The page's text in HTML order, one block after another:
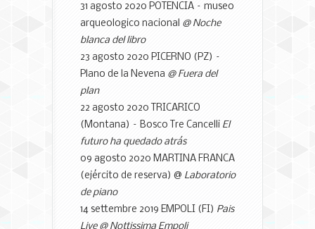
31 agosto 2020 POTENCIA – museo
arqueologico nacional @ Noche
blanca del libro
23 agosto 2020 PICERNO (PZ) –
Plano de la Nevena @ Fuera del
plan
22 agosto 2020 TRICARICO
(Montana) – Bosco Tre Cancelli El
futuro ha quedado atrás
09 agosto 2020 MARTINA FRANCA
(ejército de reserva) @ Laboratorio
de piano
14 settembre 2019 EMPOLI (FI) Pais
Live @ Nottissima Empoli